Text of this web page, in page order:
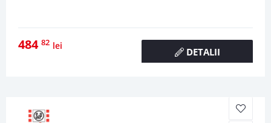
484 82 lei
DETALII